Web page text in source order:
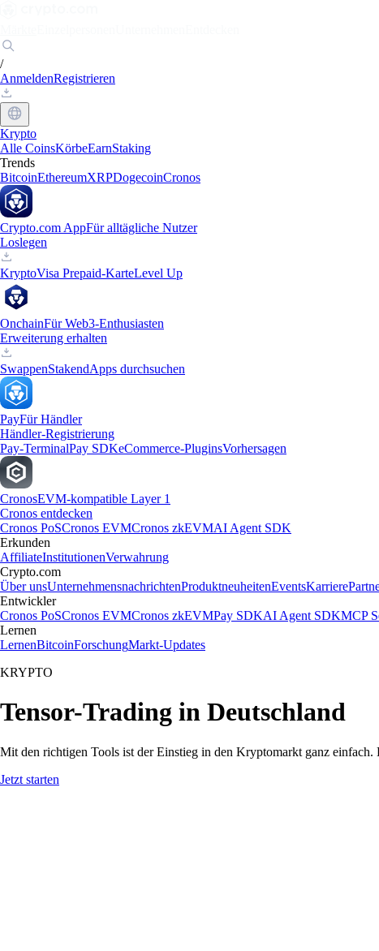
/
AnmeldenRegistrieren
Krypto
Alle CoinsKörbeEarnStaking
Trends
BitcoinEthereumXRPDogecoinCronos
Crypto.com AppFür alltägliche Nutzer
Loslegen
KryptoVisa Prepaid-KarteLevel Up
OnchainFür Web3-Enthusiasten
Erweiterung erhalten
SwappenStakendApps durchsuchen
PayFür Händler
Händler-Registrierung
Pay-TerminalPay SDKeCommerce-PluginsVorhersagen
CronosEVM-kompatible Layer 1
Cronos entdecken
Cronos PoSCronos EVMCronos zkEVMAI Agent SDK
Erkunden
AffiliateInstitutionenVerwahrung
Crypto.com
Über unsUnternehmensnachrichtenProduktneuheitenEventsKarriere
Entwickler
Cronos PoSCronos EVMCronos zkEVMPay SDKAI Agent SDKMCP
Lernen
LernenBitcoinForschungMarkt-Updates
KRYPTO
Tensor-Trading in Deutschland
Mit den richtigen Tools ist der Einstieg in den Kryptomarkt ganz
Jetzt starten